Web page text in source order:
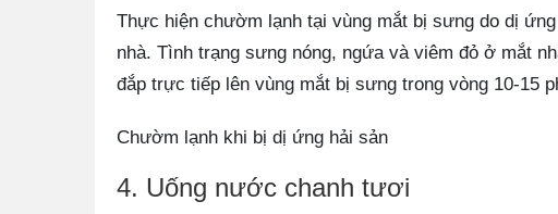
Thực hiện chườm lạnh tại vùng mắt bị sưng do dị
nhà. Tình trạng sưng nóng, ngứa và viêm đỏ ở mắt
đắp trực tiếp lên vùng mắt bị sưng trong vòng 10-15
Chườm lạnh khi bị dị ứng hải sản
4. Uống nước chanh tươi